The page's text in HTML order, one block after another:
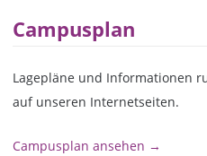
Campusplan
Lagepläne und Informationen
auf unseren Internetseiten.
Campusplan ansehen →